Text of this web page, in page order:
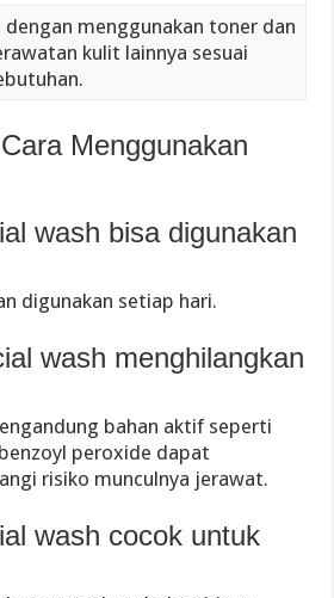
dengan menggunakan toner dan
kulit lainnya sesuai
Menggunakan
wash bisa digunakan
digunakan setiap hari.
wash menghilangkan
bahan aktif seperti
peroxide dapat
risiko munculnya jerawat.
wash cocok untuk